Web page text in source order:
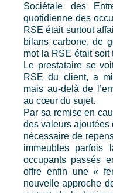
Sociétale des
quotidienne des
RSE était surtout
bilans carbone, de
mot la RSE était soit
Le prestataire se
RSE du client, a
mais au-delà de
au cœur du sujet.
Par sa remise en
des valeurs ajoutées
nécessaire de
immeubles parfois
occupants passés
offre enfin une «
nouvelle approche